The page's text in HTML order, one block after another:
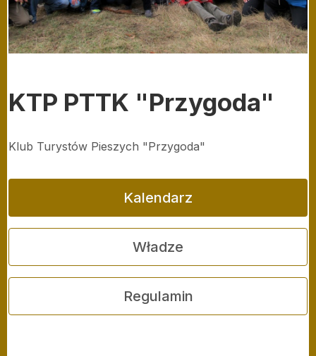
KTP PTTK "Przygoda"
Klub Turystów Pieszych "Przygoda"
Kalendarz
Władze
Regulamin